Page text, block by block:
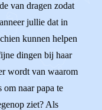
van dragen zodat
jullie dat in
kunnen helpen
dingen bij haar
wordt van waarom
naar papa te
ziet? Als